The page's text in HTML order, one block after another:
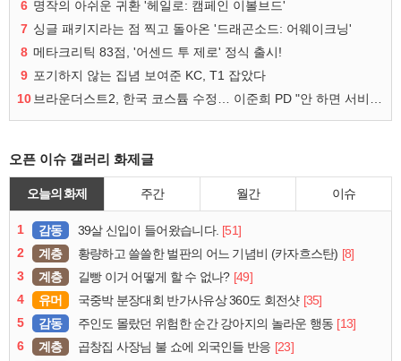
6 명작의 아쉬운 귀환 '헤일로: 캠페인 이볼브드'
7 싱글 패키지라는 점 찍고 돌아온 '드래곤소드: 어웨이크닝'
8 메타크리틱 83점, '어센드 투 제로' 정식 출시!
9 포기하지 않는 집념 보여준 KC, T1 잡았다
10
브라운더스트2, 한국 코스튬 수정… 이준희 PD "안 하면 서비스 지속 불가"
오픈 이슈 갤러리 화제글
오늘의 화제 주간 월간 이슈
1 감동 39살 신입이 들어왔습니다. [51]
2
계층 황량하고 쓸쓸한 벌판의 어느 기념비 (카자흐스탄) [8]
3
계층 길빵 이거 어떻게 할 수 없나? [49]
4
유머 국중박 분장대회 반가사유상 360도 회전샷 [35]
5
감동 주인도 몰랐던 위험한 순간 강아지의 놀라운 행동 [13]
6
계층 곱창집 사장님 불 쇼에 외국인들 반응 [23]